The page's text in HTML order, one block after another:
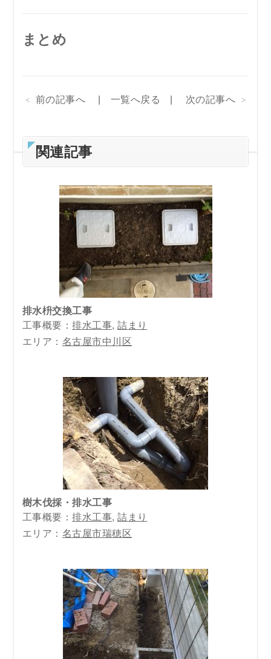
まとめ
前の記事へ 一覧へ戻る 次の記事へ
関連記事
排水枡交換工事
工事概要：排水工事 ,詰まり
エリア： 名古屋市中川区
樹木伐採・排水工事
工事概要：排水工事 ,詰まり
エリア： 名古屋市瑞穂区